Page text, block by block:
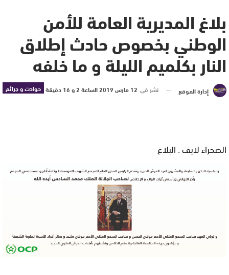
بلاغ المديرية العامة للأمن
الوطني بخصوص حادث إطلاق
النار بكلميم الليلة و ما خلفه
حوادث و جرائم إدارة الموقع نشر في 12 مارس 2019 الساعة 2 و 16 دقيقة
الصحراء لايف : البلاغ